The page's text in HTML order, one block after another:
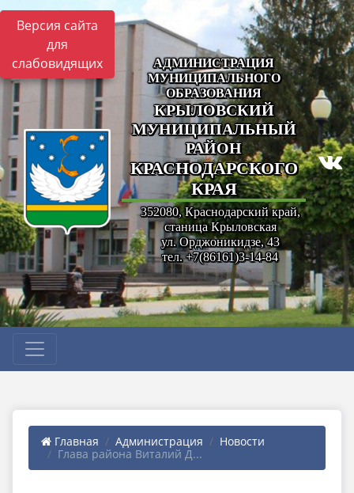
Версия сайта
для
слабовидящих
АДМИНИСТРАЦИЯ
МУНИЦИПАЛЬНОГО
ОБРАЗОВАНИЯ
КРЫЛОВСКИЙ
МУНИЦИПАЛЬНЫЙ
РАЙОН
КРАСНОДАРСКОГО
КРАЯ
352080, Краснодарский край,
станица Крыловская
ул. Орджоникидзе, 43
тел. +7(86161)3-14-84
Главная Администрация
Новости
Глава района Виталий Д...